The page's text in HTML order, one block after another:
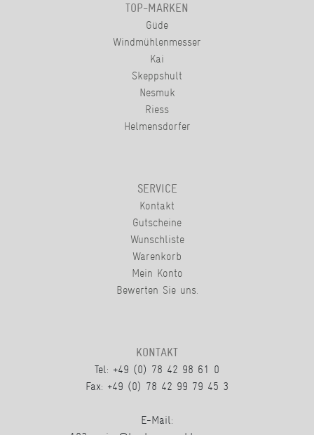
TOP-MARKEN
Güde
Windmühlenmesser
Kai
Skeppshult
Nesmuk
Riess
Helmensdorfer
SERVICE
Kontakt
Gutscheine
Wunschliste
Warenkorb
Mein Konto
Bewerten Sie uns.
KONTAKT
Tel: +49 (0) 78 42 98 61 0
Fax: +49 (0) 78 42 99 79 45 3
E-Mail: